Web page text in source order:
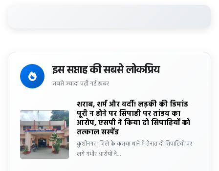
इस सप्ताह की सबसे लोकप्रिय
सबसे ज्यादा पढ़ी गई खबर
शराब, शर्म और वर्दी! लड़की की डिमांड
पूरी न होने पर सिपाही पर तांडव का
आरोप, एसपी ने किया दो सिपाहियों को
तत्काल सस्पेंड
कुशीनगर। जिले के कसया थाने में तैनात दो सिपाहियों पर
लगे गंभीर आरोपों ने…